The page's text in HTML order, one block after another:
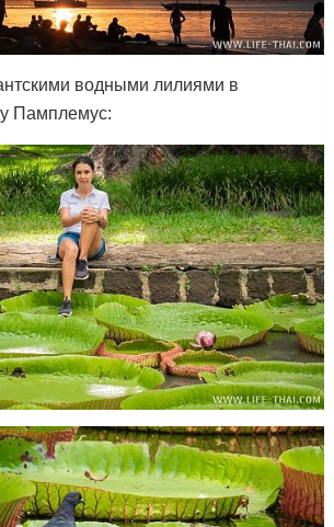
водными лилиями в
Памплемус: